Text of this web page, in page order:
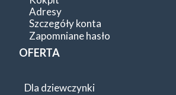
Adresy
Szczegóły konta
Zapomniane hasło
OFERTA
Dla dziewczynki